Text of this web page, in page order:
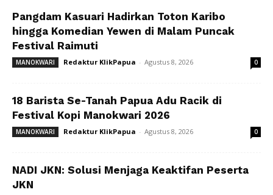
Pangdam Kasuari Hadirkan Toton Karibo
hingga Komedian Yewen di Malam Puncak
Festival Raimuti
MANOKWARI Redaktur KlikPapua - Agustus 8, 2026 0
18 Barista Se-Tanah Papua Adu Racik di
Festival Kopi Manokwari 2026
MANOKWARI Redaktur KlikPapua - Agustus 8, 2026 0
NADI JKN: Solusi Menjaga Keaktifan Peserta
JKN